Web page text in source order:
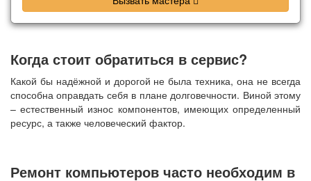
Когда стоит обратиться в сервис?
Какой бы надёжной и дорогой не была техника, она не всегда
способна оправдать себя в плане долговечности. Виной этому
– естественный износ компонентов, имеющих определенный
ресурс, а также человеческий фактор.
Ремонт компьютеров часто необходим в